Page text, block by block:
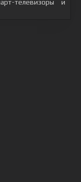
телевизоры и